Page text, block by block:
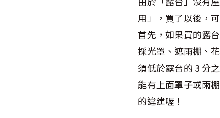
用」，買了以後，
首先，如果買的露
採光罩、遮雨棚、
須低於露台的 3 分
能有上面罩子或雨
的違建喔！